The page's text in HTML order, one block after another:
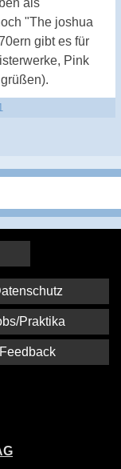
als
"The joshua
gibt es für
Pink
Praktika
Feedback